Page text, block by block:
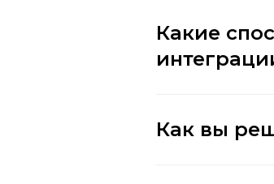
Какие
Как вы